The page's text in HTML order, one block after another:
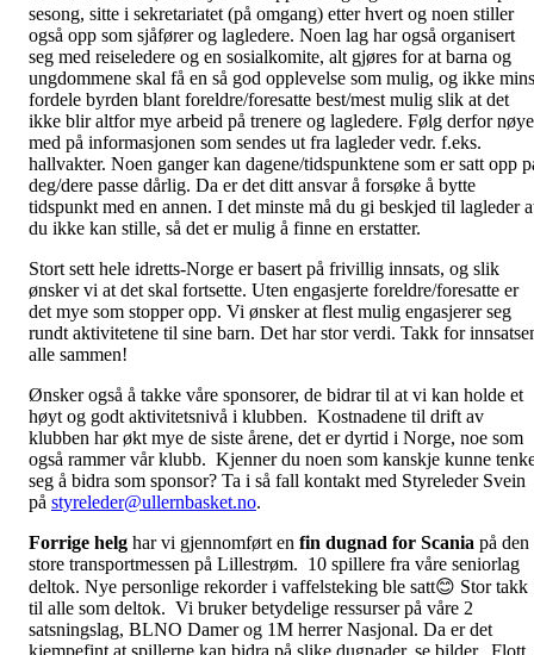
sesong, sitte i sekretariatet (på omgang) etter hvert og noen stiller
også opp som sjåfører og lagledere. Noen lag har også organisert
seg med reiseledere og en sosialkomite, alt gjøres for at barna og
ungdommene skal få en så god opplevelse som mulig, og ikke
fordele byrden blant foreldre/foresatte best/mest mulig slik at det
ikke blir altfor mye arbeid på trenere og lagledere. Følg derfor nøye
med på informasjonen som sendes ut fra lagleder vedr. f.eks.
hallvakter. Noen ganger kan dagene/tidspunktene som er satt opp
deg/dere passe dårlig. Da er det ditt ansvar å forsøke å bytte
tidspunkt med en annen. I det minste må du gi beskjed til lagleder
du ikke kan stille, så det er mulig å finne en erstatter.
Stort sett hele idretts-Norge er basert på frivillig innsats, og slik
ønsker vi at det skal fortsette. Uten engasjerte foreldre/foresatte er
det mye som stopper opp. Vi ønsker at flest mulig engasjerer seg
rundt aktivitetene til sine barn. Det har stor verdi. Takk for
alle sammen!
Ønsker også å takke våre sponsorer, de bidrar til at vi kan holde et
høyt og godt aktivitetsnivå i klubben. Kostnadene til drift av
klubben har økt mye de siste årene, det er dyrtid i Norge, noe som
også rammer vår klubb. Kjenner du noen som kanskje kunne
seg å bidra som sponsor? Ta i så fall kontakt med Styreleder Svein
på styreleder@ullernbasket.no.
Forrige helg har vi gjennomført en fin dugnad for Scania på den
store transportmessen på Lillestrøm. 10 spillere fra våre seniorlag
deltok. Nye personlige rekorder i vaffelsteking ble satt😊 Stor takk
til alle som deltok. Vi bruker betydelige ressurser på våre 2
satsningslag, BLNO Damer og 1M herrer Nasjonal. Da er det
kjempefint at spillerne kan bidra på slike dugnader, se bilder. Flott